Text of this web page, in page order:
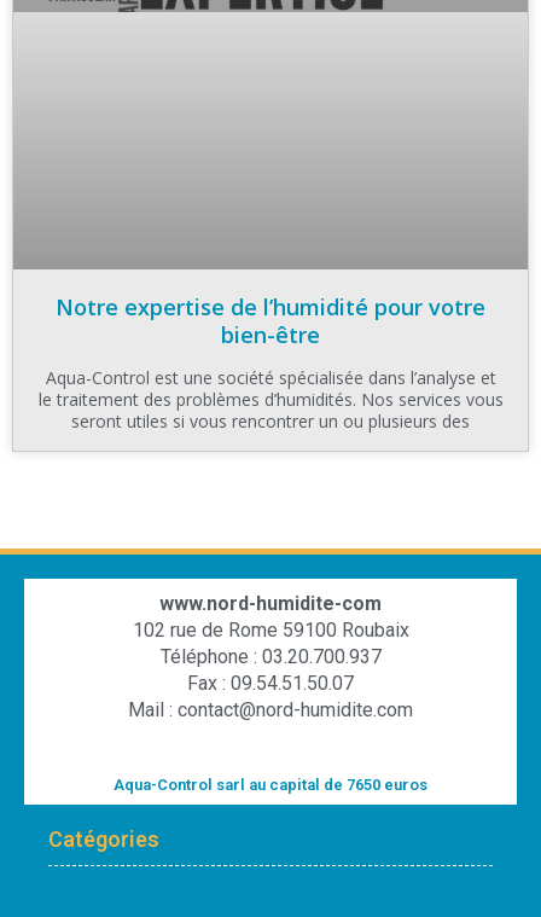
Notre expertise de l’humidité pour votre
bien-être
Aqua-Control est une société spécialisée dans l’analyse et
le traitement des problèmes d’humidités. Nos services vous
seront utiles si vous rencontrer un ou plusieurs des
www.nord-humidite-com
102 rue de Rome 59100 Roubaix
Téléphone : 03.20.700.937
Fax : 09.54.51.50.07
Mail : contact@nord-humidite.com
Aqua-Control sarl au capital de 7650 euros
Catégories